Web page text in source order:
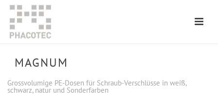
MAGNUM
Grossvolumige PE-Dosen für Schraub-Verschlüsse in weiß,
schwarz, natur und Sonderfarben